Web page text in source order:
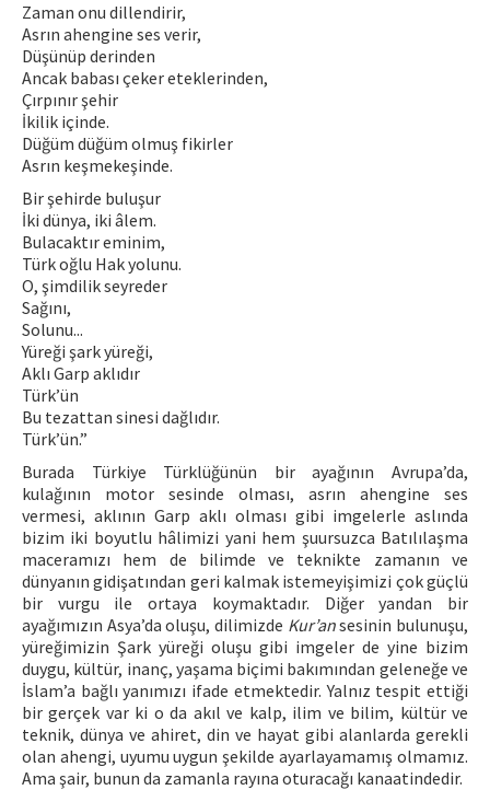
Zaman onu dillendirir,
Asrın ahengine ses verir,
Düşünüp derinden
Ancak babası çeker eteklerinden,
Çırpınır şehir
İkilik içinde.
Düğüm düğüm olmuş fikirler
Asrın keşmekeşinde.
Bir şehirde buluşur
İki dünya, iki âlem.
Bulacaktır eminim,
Türk oğlu Hak yolunu.
O, şimdilik seyreder
Sağını,
Solunu...
Yüreği şark yüreği,
Aklı Garp aklıdır
Türk’ün
Bu tezattan sinesi dağlıdır.
Türk’ün.”
Burada Türkiye Türklüğünün bir ayağının Avrupa’da,
kulağının motor sesinde olması, asrın ahengine ses
vermesi, aklının Garp aklı olması gibi imgelerle aslında
bizim iki boyutlu hâlimizi yani hem şuursuzca Batılılaşma
maceramızı hem de bilimde ve teknikte zamanın ve
dünyanın gidişatından geri kalmak istemeyişimizi çok güçlü
bir vurgu ile ortaya koymaktadır. Diğer yandan bir
ayağımızın Asya’da oluşu, dilimizde Kur’ansesinin bulunuşu,
yüreğimizin Şark yüreği oluşu gibi imgeler de yine bizim
duygu, kültür, inanç, yaşama biçimi bakımından geleneğe ve
İslam’a bağlı yanımızı ifade etmektedir. Yalnız tespit ettiği
bir gerçek var ki o da akıl ve kalp, ilim ve bilim, kültür ve
teknik, dünya ve ahiret, din ve hayat gibi alanlarda gerekli
olan ahengi, uyumu uygun şekilde ayarlayamamış olmamız.
Ama şair, bunun da zamanla rayına oturacağı kanaatindedir.